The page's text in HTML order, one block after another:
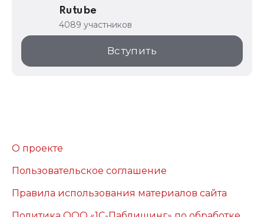
Rutube
4089 участников
Вступить
О проекте
Пользовательское соглашение
Правила использования материалов сайта